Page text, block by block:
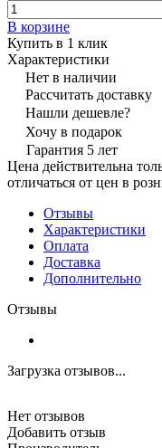
В корзине
Купить в 1 клик
Характеристики
Нет в наличии
Рассчитать доставку
Нашли дешевле?
Хочу в подарок
Гарантия 5 лет
Цена действительна
отличаться от цен в
Отзывы
Характеристики
Оплата
Доставка
Дополнительно
Отзывы
Загрузка отзывов...
Нет отзывов
Добавить отзыв